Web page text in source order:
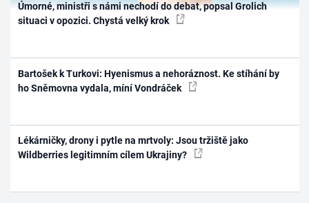
Úmorné, ministři s námi nechodí do debat, popsal Grolich
situaci v opozici. Chystá velký krok
Bartošek k Turkovi: Hyenismus a nehoráznost. Ke stíhání by
ho Sněmovna vydala, míní Vondráček
Lékárničky, drony i pytle na mrtvoly: Jsou tržiště jako
Wildberries legitimním cílem Ukrajiny?